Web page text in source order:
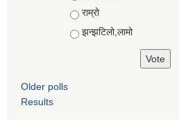
राम्रो
झन्झटिलो,लामो
Older polls
Results